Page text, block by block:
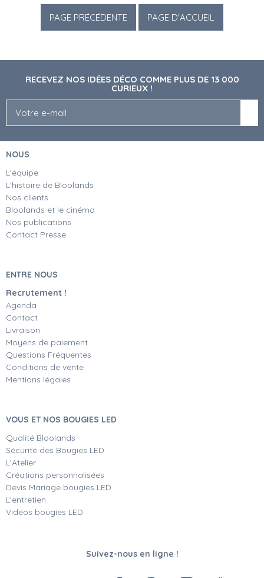
RECEVEZ NOS IDÉES DÉCO COMME PLUS DE 13 000
CURIEUX !
NOUS
L'équipe
L'histoire de Bloolands
Nos clients
Bloolands et le cinéma
Nos publications
Contact Presse
ENTRE NOUS
Recrutement !
Agenda
Contact
Livraison
Moyens de paiement
Questions Fréquentes
Conditions de vente
Mentions légales
VOUS ET NOS BOUGIES LED
Qualité Bloolands
Sécurité des Bougies LED
L'Atelier
Créations personnalisées
Devis Mariage bougies LED
L'entretien
Vidéos bougies LED
Suivez-nous en ligne !